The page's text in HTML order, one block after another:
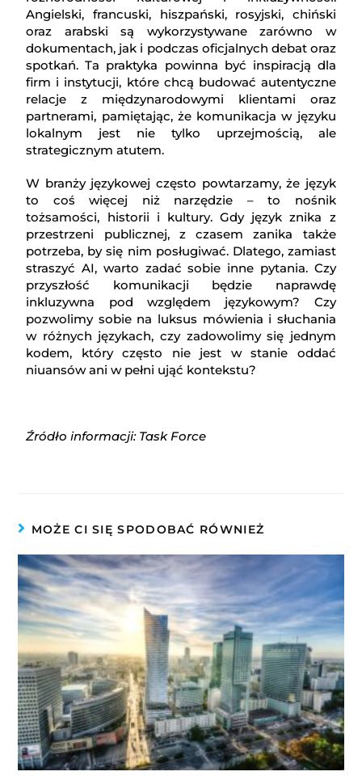
Angielski, francuski, hiszpański, rosyjski, chiński
oraz arabski są wykorzystywane zarówno w
dokumentach, jak i podczas oficjalnych debat oraz
spotkań. Ta praktyka powinna być inspiracją dla
firm i instytucji, które chcą budować autentyczne
relacje z międzynarodowymi klientami oraz
partnerami, pamiętając, że komunikacja w języku
lokalnym jest nie tylko uprzejmością, ale
strategicznym atutem.
W branży językowej często powtarzamy, że język
to coś więcej niż narzędzie – to nośnik
tożsamości, historii i kultury. Gdy język znika z
przestrzeni publicznej, z czasem zanika także
potrzeba, by się nim posługiwać. Dlatego, zamiast
straszyć AI, warto zadać sobie inne pytania. Czy
przyszłość komunikacji będzie naprawdę
inkluzywna pod względem językowym? Czy
pozwolimy sobie na luksus mówienia i słuchania
w różnych językach, czy zadowolimy się jednym
kodem, który często nie jest w stanie oddać
niuansów ani w pełni ująć kontekstu?
Źródło informacji: Task Force
MOŻE CI SIĘ SPODOBAĆ RÓWNIEŻ